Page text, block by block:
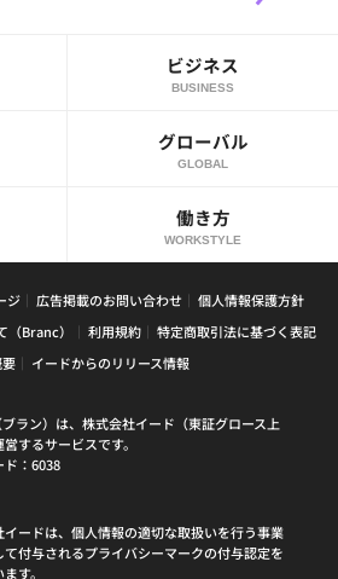
ビジネス
BUSINESS
グローバル
GLOBAL
働き方
WORKSTYLE
ジ 広告掲載のお問い合わせ
個人情報保護方針
（Branc）
利用規約
特定商取引法に基づく表記
イードからのリリース情報
ラン）は、株式会社イード（東証グロース上
するサービスです。
ド：6038
イードは、個人情報の適切な取扱いを行う事業
て付与されるプライバシーマークの付与認定を
す。